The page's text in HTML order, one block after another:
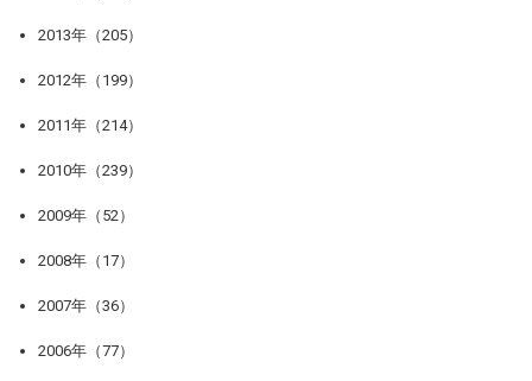
2013年（205）
2012年（199）
2011年（214）
2010年（239）
2009年（52）
2008年（17）
2007年（36）
2006年（77）